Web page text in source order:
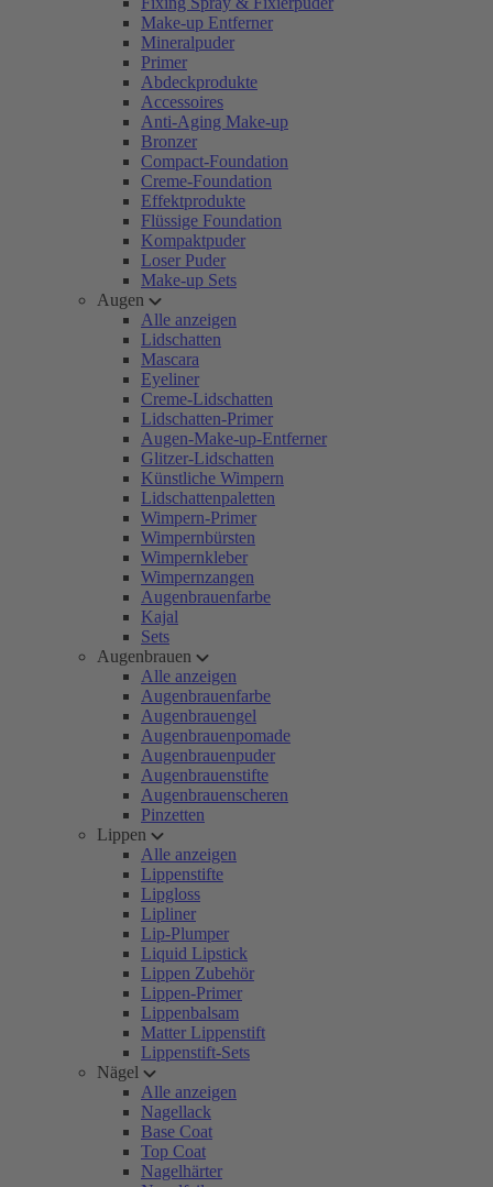
Make-up Entferner
Mineralpuder
Primer
Abdeckprodukte
Accessoires
Anti-Aging Make-up
Bronzer
Compact-Foundation
Creme-Foundation
Effektprodukte
Flüssige Foundation
Kompaktpuder
Loser Puder
Make-up Sets
Augen
Alle anzeigen
Lidschatten
Mascara
Eyeliner
Creme-Lidschatten
Lidschatten-Primer
Augen-Make-up-Entferner
Glitzer-Lidschatten
Künstliche Wimpern
Lidschattenpaletten
Wimpern-Primer
Wimpernbürsten
Wimpernkleber
Wimpernzangen
Augenbrauenfarbe
Kajal
Sets
Augenbrauen
Alle anzeigen
Augenbrauenfarbe
Augenbrauengel
Augenbrauenpomade
Augenbrauenpuder
Augenbrauenstifte
Augenbrauenscheren
Pinzetten
Lippen
Alle anzeigen
Lippenstifte
Lipgloss
Lipliner
Lip-Plumper
Liquid Lipstick
Lippen Zubehör
Lippen-Primer
Lippenbalsam
Matter Lippenstift
Lippenstift-Sets
Nägel
Alle anzeigen
Nagellack
Base Coat
Top Coat
Nagelhärter